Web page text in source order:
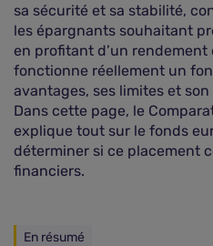
sa sécurité et sa stabilité,
les épargnants souhaitant
en profitant d’un
fonctionne réellement un
avantages, ses limites et
Dans cette page, le
explique tout sur le fonds
déterminer si ce placement
financiers.
En résumé